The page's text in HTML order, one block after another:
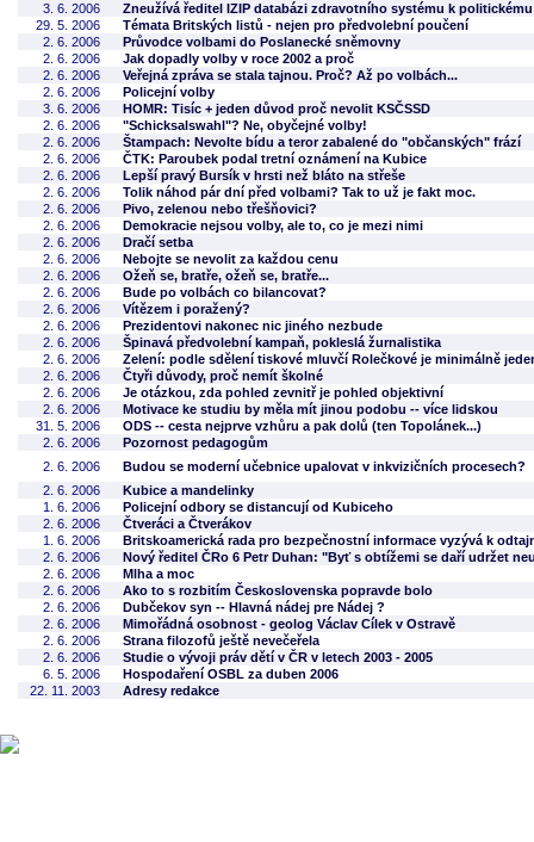
3. 6. 2006
Zneužívá ředitel IZIP databázi zdravotního systému k
29. 5. 2006
Témata Britských listů - nejen pro předvolební poučení
2. 6. 2006
Průvodce volbami do Poslanecké sněmovny
2. 6. 2006
Jak dopadly volby v roce 2002 a proč
2. 6. 2006
Veřejná zpráva se stala tajnou. Proč? Až po volbách...
2. 6. 2006
Policejní volby
3. 6. 2006
HOMR: Tisíc + jeden důvod proč nevolit KSČSSD
2. 6. 2006
"Schicksalswahl"? Ne, obyčejné volby!
2. 6. 2006
Štampach: Nevolte bídu a teror zabalené do "občanských" frází
2. 6. 2006
ČTK: Paroubek podal tretní oznámení na Kubice
2. 6. 2006
Lepší pravý Bursík v hrsti než bláto na střeše
2. 6. 2006
Tolik náhod pár dní před volbami? Tak to už je fakt moc.
2. 6. 2006
Pivo, zelenou nebo třešňovici?
2. 6. 2006
Demokracie nejsou volby, ale to, co je mezi nimi
2. 6. 2006
Dračí setba
2. 6. 2006
Nebojte se nevolit za každou cenu
2. 6. 2006
Ožeň se, bratře, ožeň se, bratře...
2. 6. 2006
Bude po volbách co bilancovat?
2. 6. 2006
Vítězem i poražený?
2. 6. 2006
Prezidentovi nakonec nic jiného nezbude
2. 6. 2006
Špinavá předvolební kampaň, pokleslá žurnalistika
2. 6. 2006
Zelení: podle sdělení tiskové mluvčí Rolečkové je minimálně
2. 6. 2006
Čtyři důvody, proč nemít školné
2. 6. 2006
Je otázkou, zda pohled zevnitř je pohled objektivní
2. 6. 2006
Motivace ke studiu by měla mít jinou podobu -- více lidskou
31. 5. 2006
ODS -- cesta nejprve vzhůru a pak dolů (ten Topolánek...)
2. 6. 2006
Pozornost pedagogům
2. 6. 2006
Budou se moderní učebnice upalovat v inkvizičních procesech?
2. 6. 2006
Kubice a mandelinky
1. 6. 2006
Policejní odbory se distancují od Kubiceho
2. 6. 2006
Čtveráci a Čtverákov
1. 6. 2006
Britskoamerická rada pro bezpečnostní informace vyzývá k
2. 6. 2006
Nový ředitel ČRo 6 Petr Duhan: "Byť s obtížemi se daří udržet
2. 6. 2006
Mlha a moc
2. 6. 2006
Ako to s rozbitím Československa popravde bolo
2. 6. 2006
Dubčekov syn -- Hlavná nádej pre Nádej ?
2. 6. 2006
Mimořádná osobnost - geolog Václav Cílek v Ostravě
2. 6. 2006
Strana filozofů ještě nevečeřela
2. 6. 2006
Studie o vývoji práv dětí v ČR v letech 2003 - 2005
6. 5. 2006
Hospodaření OSBL za duben 2006
22. 11. 2003
Adresy redakce